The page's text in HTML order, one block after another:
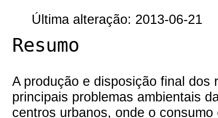
Última alteração: 2013-06-21
Resumo
A produção e disposição final
principais problemas ambientais
centros urbanos, onde o